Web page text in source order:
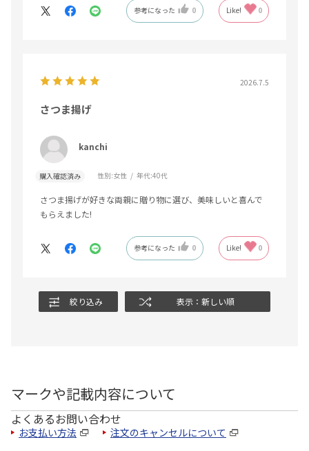
参考になった 0 Like! 0
2026.7.5
さつま揚げ
kanchi
購入確認済み 性別:女性 年代:40代
さつま揚げが好きな両親に贈り物に選び、美味しいと喜んで
もらえました!
参考になった 0 Like! 0
絞り込み 表示：新しい順
マークや記載内容について
よくあるお問い合わせ
お支払い方法 注文のキャンセルについて